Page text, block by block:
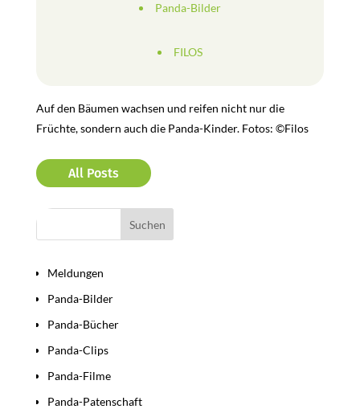
Panda-Bilder
FILOS
Auf den Bäumen wachsen und reifen nicht nur die
Früchte, sondern auch die Panda-Kinder. Fotos: ©Filos
All Posts
Meldungen
Panda-Bilder
Panda-Bücher
Panda-Clips
Panda-Filme
Panda-Patenschaft